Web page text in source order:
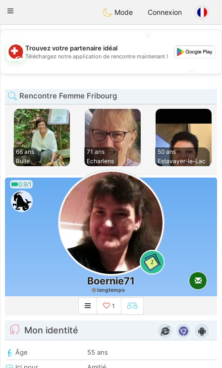
Suissi
Toggle
Mode Connexion
💖
💕
Trouvez votre partenaire idéal
Téléchargez notre application de rencontre maintenant !
Rencontre Femme Fribourg
66 ans
Bulle
71 ans
Echarlens
50 ans
Estavayer-le-Lac
0.9/1
2
Boernie71
longtemps
1
Mon identité
Âge
55 ans